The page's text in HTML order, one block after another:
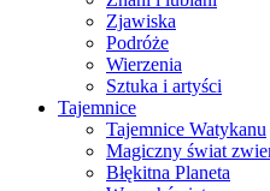
Zjawiska
Podróże
Wierzenia
Sztuka i artyści
Tajemnice
Tajemnice Watykanu
Magiczny świat
Błękitna Planeta